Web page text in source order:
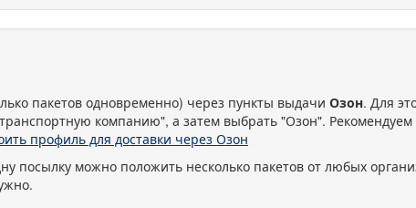
пакетов одновременно) через пункты выдачи Озон. Для
компанию", а затем выбрать "Озон".
профиль для доставки через Озон
посылку можно положить несколько пакетов от любых